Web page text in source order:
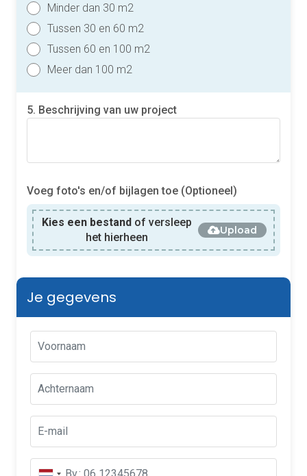
Minder dan 30 m2
Tussen 30 en 60 m2
Tussen 60 en 100 m2
Meer dan 100 m2
5. Beschrijving van uw project
Voeg foto's en/of bijlagen toe (Optioneel)
Kies een bestand of versleep
het hierheen
Upload
Je gegevens